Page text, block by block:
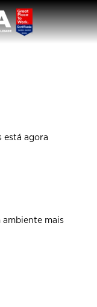
está agora
mais